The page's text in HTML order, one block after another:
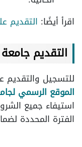
اقرأ أيضًا: التقديم
التقديم
للتسجيل والتقديم
الموقع الرسمي
استيفاء جميع
الفترة المحددة